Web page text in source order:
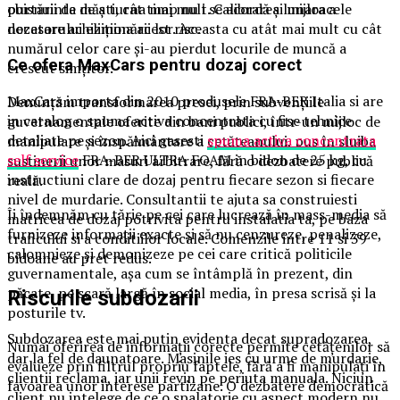
purtării de măști, cât timp nu i se acordă și mijloacele
necesare achiziționării lor. Aceasta cu atât mai mult cu cât
numărul celor care și-au pierdut locurile de muncă a
crescut simțitor.
Denunțăm transformarea presei, prin subvențiile
guvernamentale oferite din bani publici, într-un mijloc de
manipulare și înspăimântare a cetățeanului, pus în slujba
susținerii unor masuri arbitrare, fără o dezbatere publică
reală.
Îi îndemnăm cu tărie pe cei care lucrează în mass-media să
furnizeze informații exacte și să nu cenzureze, penalizeze,
calomnieze și demonizeze pe cei care critică politicile
guvernamentale, așa cum se întâmplă în prezent, din
păcate, pe scară largă în social media, în presa scrisă și la
posturile tv.
Numai oferirea de informații corecte permite cetățenilor să
evalueze prin filtrul propriu faptele, fără a fi manipulați în
favoarea unor interese partizane. O dezbatere democratică
obisnuinta de a turna mai mult. Calibrarea lunara a
dozatorului elimina acest risc.
Ce ofera MaxCars pentru dozaj corect
MaxCars importa din 2010 produsele FRA-BER Italia si are
in catalog o spuma activa concentrata cu fise tehnice
detaliate pe sezon. Aici gasesti spuma activa concentrata
self serviceFRA-BER ULTRA FOAM in bidon de 25 kg, cu
instructiuni clare de dozaj pentru fiecare sezon si fiecare
nivel de murdarie. Consultantii te ajuta sa construiesti
matricea de dozaj potrivita pentru instalatia ta, pe baza
traficului si a conditiilor locale. Comenzile intre 11 si 39
bidoane au pret redus.
Riscurile subdozarii
Subdozarea este mai putin evidenta decat supradozarea,
dar la fel de daunatoare. Masinile ies cu urme de murdarie,
clientii reclama, iar unii revin pe periuta manuala. Niciun